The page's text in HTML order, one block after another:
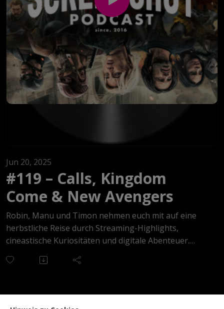
#119 – Calls, Kingdom
Come & New Avengers
Jun 20, 2025
Robin, Manu und Timon nehmen euch mit auf eine
herbstliche Reise durch Streaming-Highlights,
cineastische Kuriositäten und digitale Abenteuer.
Calls, ein experimentelles Hörspiel-Format mit